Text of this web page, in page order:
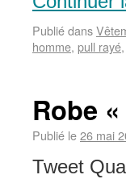
Publié dans
homme, pull rayé,
Robe
Publié le26 mai
Tweet